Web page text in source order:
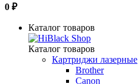
0 ₽
Каталог товаров
Каталог товаров
Картриджи лазерные
Brother
Canon